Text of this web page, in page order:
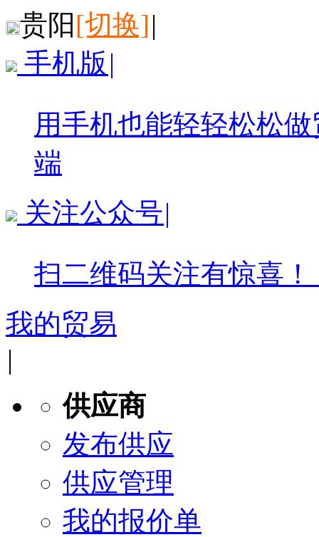
贵阳[切换]|
手机版 |
用手机也能轻轻松松
端
关注公众号|
扫二维码关注有惊喜！
我的贸易
|
供应商
发布供应
供应管理
我的报价单